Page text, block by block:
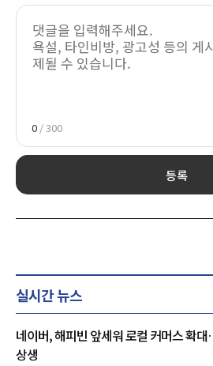
0 / 300
등록
실시간 뉴스
네이버, 해피빈 앞세워 로컬 커머스 확
상생